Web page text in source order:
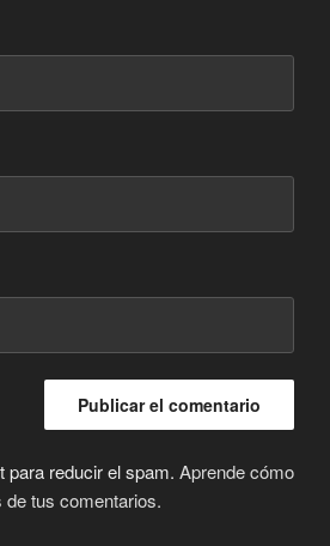
para reducir el spam. Aprende cómo
tus comentarios.